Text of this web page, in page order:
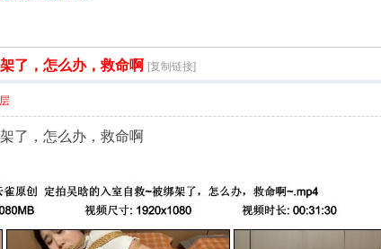
了，怎么办，救命啊 [复制链接]
了，怎么办，救命啊